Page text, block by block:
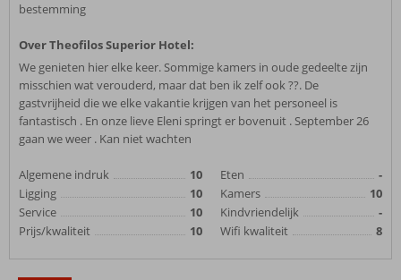
bestemming
Over Theofilos Superior Hotel:
We genieten hier elke keer. Sommige kamers in oude gedeelte zijn
misschien wat verouderd, maar dat ben ik zelf ook ??. De
gastvrijheid die we elke vakantie krijgen van het personeel is
fantastisch . En onze lieve Eleni springt er bovenuit . September 26
gaan we weer . Kan niet wachten
Algemene indruk
10
Ligging
10
Service
10
Prijs/kwaliteit
10
Eten
-
Kamers
10
Kindvriendelijk
-
Wifi kwaliteit
8